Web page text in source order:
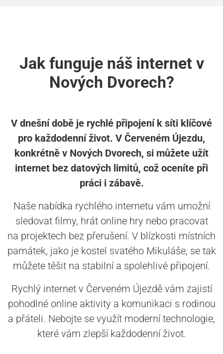
Jak funguje náš internet v
Nových Dvorech?
V dnešní době je rychlé připojení k síti klíčové
pro každodenní život. V Červeném Újezdu,
konkrétně v Nových Dvorech, si můžete užít
internet bez datových limitů, což oceníte při
práci i zábavě.
Naše nabídka rychlého internetu vám umožní
sledovat filmy, hrát online hry nebo pracovat
na projektech bez přerušení. V blízkosti místních
památek, jako je kostel svatého Mikuláše, se tak
můžete těšit na stabilní a spolehlivé připojení.
Rychlý internet v Červeném Újezdě vám zajistí
pohodlné online aktivity a komunikaci s rodinou
a přáteli. Nebojte se využít moderní technologie,
které vám zlepší každodenní život.